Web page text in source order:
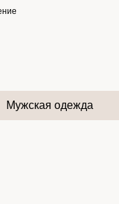
Мужская одежда